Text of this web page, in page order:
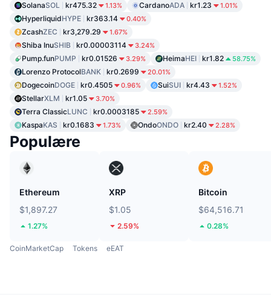
SolanaSOL kr475.32 1.13% CardanoADA kr1.23 1.01%
HyperliquidHYPE kr363.14 0.40%
ZcashZEC kr3,279.29 1.67%
Shiba InuSHIB kr0.00003114 3.24%
Pump.funPUMP kr0.01526 3.29% HeimaHEI kr1.82 58.75%
Lorenzo ProtocolBANK kr0.2699 20.01%
DogecoinDOGE kr0.4505 0.96% SuiSUI kr4.43 1.52%
StellarXLM kr1.05 3.70%
Terra ClassicLUNC kr0.0003185 2.59%
KaspaKAS kr0.1683 1.73% OndoONDO kr2.40 2.28%
Populære
Ethereum
$1,897.27
1.27%
XRP
$1.05
2.59%
Bitcoin
$64,516.71
0.28%
CoinMarketCap Tokens eEAT